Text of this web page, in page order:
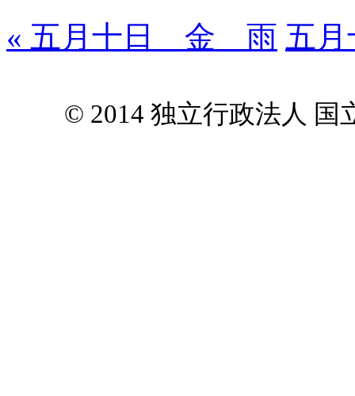
« 五月十日 金 雨 五
© 2014 独立行政法人 国